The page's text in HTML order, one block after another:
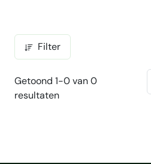
Filter
Getoond 1-0 van 0
resultaten